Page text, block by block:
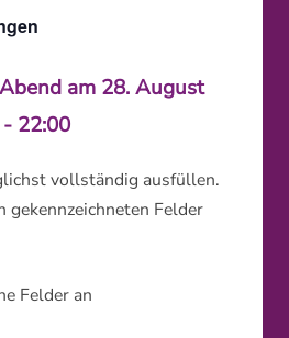
am 28. August
- 22:00
vollständig ausfüllen.
gekennzeichneten Felder
Felder an